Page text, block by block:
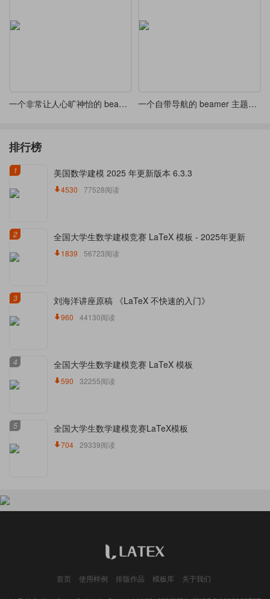
一个非常让人心旷神怡的 beamer 主题 - 可选浅色和深色配色方案 一个自带导航的 beamer 主题样式
排行榜
1 美国数学建模 2025 年更新版本 6.3.3
4530 77528阅读
2 全国大学生数学建模竞赛 LaTeX 模板 - 2025年更新
1839 56723阅读
3 刘海洋讲座原稿 《LaTeX 不快速的入门》
960 44130阅读
4 全国大学生数学建模竞赛 LaTeX 模板
590 32255阅读
5 全国大学生数学建模竞赛LaTeX模板
704 29339阅读
首页 使用样例 排版作品 模板库 关于我们